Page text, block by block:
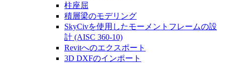
柱座屈
積層梁のモデリング
SkyCivを使用したモーメントフレームの設
計 (AISC 360-10)
Revitへのエクスポート
3D DXFのインポート